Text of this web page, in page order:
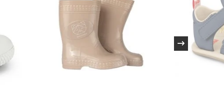
materiałami i doskonałym wykończeniem.